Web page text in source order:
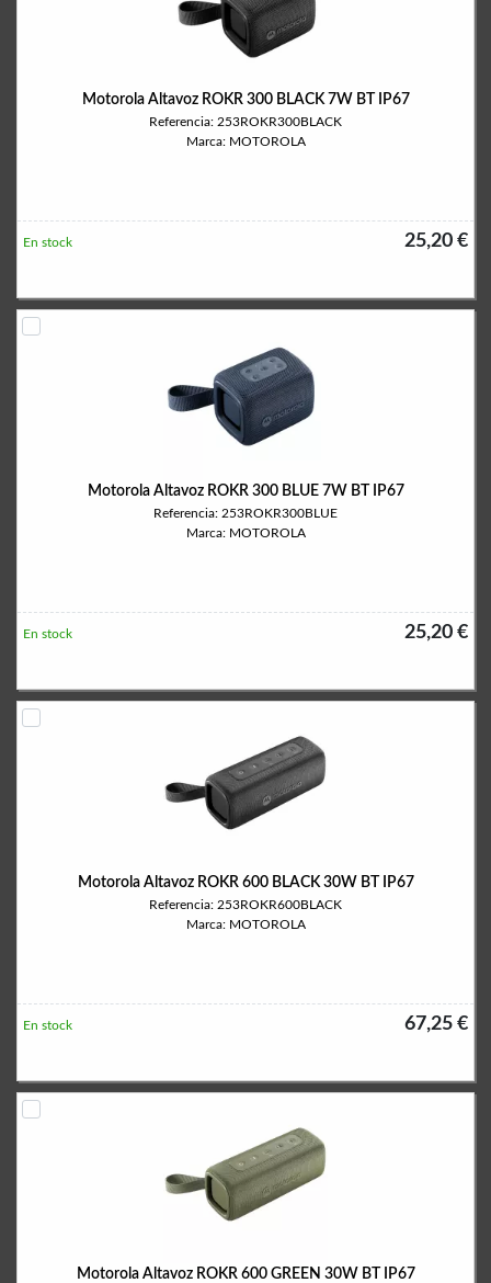
Motorola Altavoz ROKR 300 BLACK 7W BT IP67
Referencia: 253ROKR300BLACK
Marca: MOTOROLA
25,20 €
En stock
Motorola Altavoz ROKR 300 BLUE 7W BT IP67
Referencia: 253ROKR300BLUE
Marca: MOTOROLA
25,20 €
En stock
Motorola Altavoz ROKR 600 BLACK 30W BT IP67
Referencia: 253ROKR600BLACK
Marca: MOTOROLA
67,25 €
En stock
Motorola Altavoz ROKR 600 GREEN 30W BT IP67